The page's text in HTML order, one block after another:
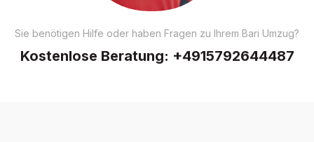
Sie benötigen Hilfe oder haben Fragen zu Ihrem Bari Umzug?
Kostenlose Beratung: +4915792644487